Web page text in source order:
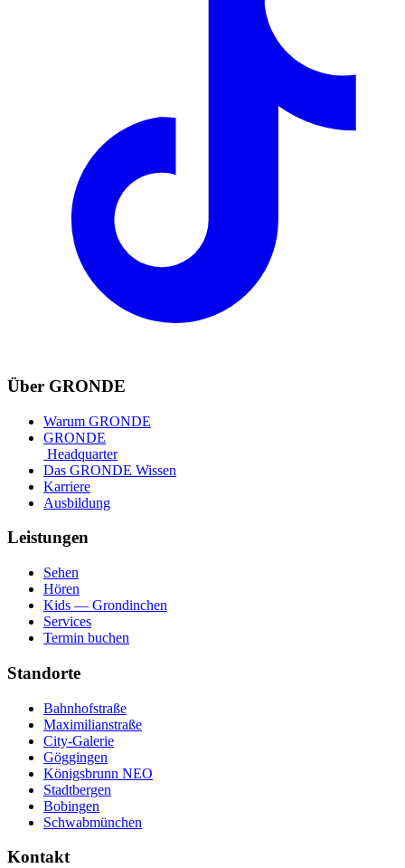
Über GRONDE
Warum GRONDE
GRONDE
Headquarter
Das GRONDE Wissen
Karriere
Ausbildung
Leistungen
Sehen
Hören
Kids — Grondinchen
Services
Termin buchen
Standorte
Bahnhofstraße
Maximilianstraße
City-Galerie
Göggingen
Königsbrunn NEO
Stadtbergen
Bobingen
Schwabmünchen
Kontakt